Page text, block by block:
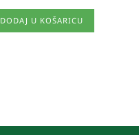
DODAJ U KOŠARICU